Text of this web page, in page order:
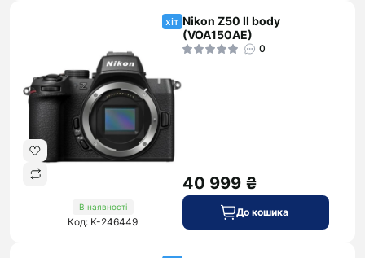
хіт
В наявності
Код: K-246449
Nikon Z50 II body
(VOA150AE)
0
40 999 ₴
До кошика